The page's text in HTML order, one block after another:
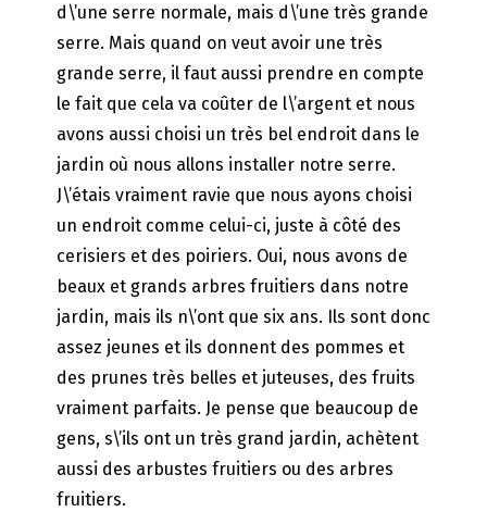
d\’une serre normale, mais d\’une très grande
serre. Mais quand on veut avoir une très
grande serre, il faut aussi prendre en compte
le fait que cela va coûter de l\’argent et nous
avons aussi choisi un très bel endroit dans le
jardin où nous allons installer notre serre.
J\’étais vraiment ravie que nous ayons choisi
un endroit comme celui-ci, juste à côté des
cerisiers et des poiriers. Oui, nous avons de
beaux et grands arbres fruitiers dans notre
jardin, mais ils n\’ont que six ans. Ils sont donc
assez jeunes et ils donnent des pommes et
des prunes très belles et juteuses, des fruits
vraiment parfaits. Je pense que beaucoup de
gens, s\’ils ont un très grand jardin, achètent
aussi des arbustes fruitiers ou des arbres
fruitiers.